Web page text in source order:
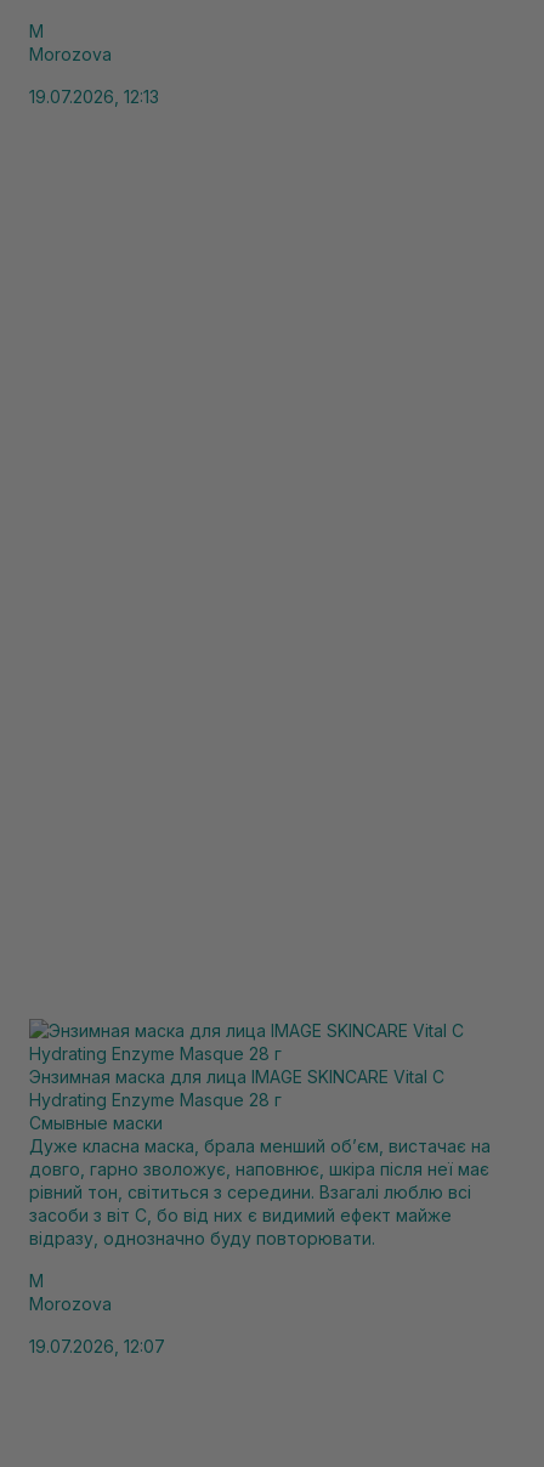
M
Morozova
19.07.2026, 12:13
Энзимная маска для лица IMAGE SKINCARE Vital C
Hydrating Enzyme Masque 28 г
Смывные маски
Дуже класна маска, брала менший обʼєм, вистачає на
довго, гарно зволожує, наповнює, шкіра після неї має
рівний тон, світиться з середини. Взагалі люблю всі
засоби з віт С, бо від них є видимий ефект майже
відразу, однозначно буду повторювати.
M
Morozova
19.07.2026, 12:07